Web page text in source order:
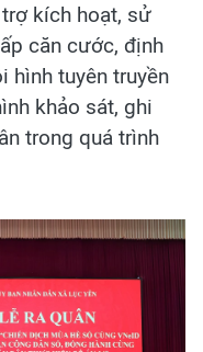
kích hoạt, sử
căn cước, định
hình tuyên truyền
khảo sát, ghi
trong quá trình